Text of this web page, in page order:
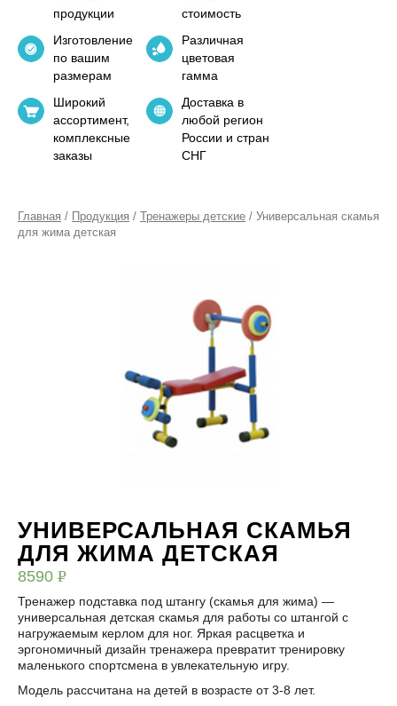
продукции
стоимость
Изготовление
по вашим
размерам
Различная
цветовая
гамма
Широкий
ассортимент,
комплексные
заказы
Доставка в
любой регион
России и стран
СНГ
Главная / Продукция / Тренажеры детские / Универсальная скамья
для жима детская
УНИВЕРСАЛЬНАЯ СКАМЬЯ
ДЛЯ ЖИМА ДЕТСКАЯ
8590 Р
Тренажер подставка под штангу (скамья для жима) —
универсальная детская скамья для работы со штангой с
нагружаемым керлом для ног. Яркая расцветка и
эргономичный дизайн тренажера превратит тренировку
маленького спортсмена в увлекательную игру.
Модель рассчитана на детей в возрасте от 3-8 лет.